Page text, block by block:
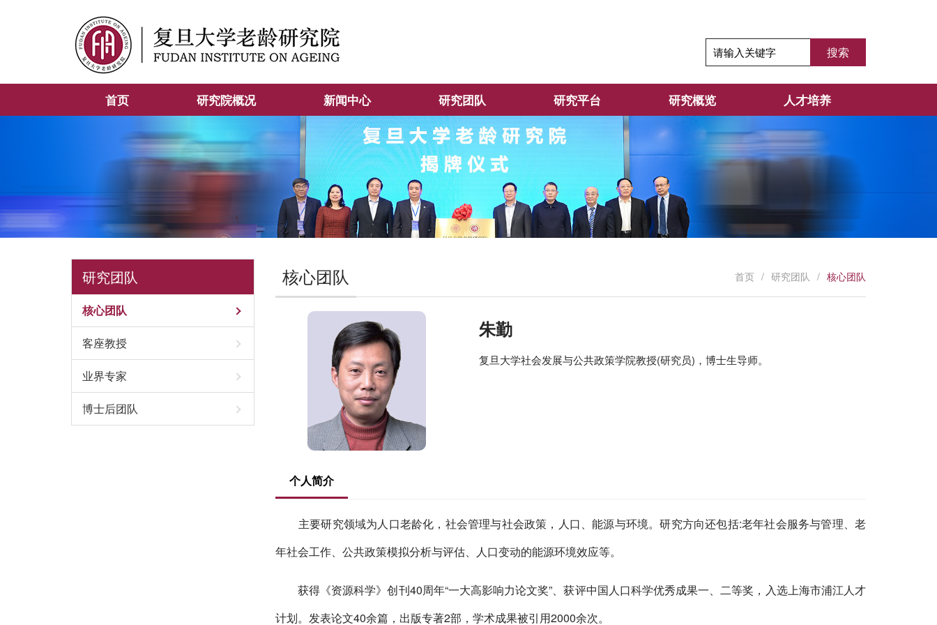
首页 研究院概况 新闻中心 研究团队 研究平台 研究概览 人才培养
研究团队
核心团队
客座教授
业界专家
博士后团队
核心团队 首页 / 研究团队 / 核心团队
朱勤
复旦大学社会发展与公共政策学院教授(研究员)，博士生导师。
个人简介
主要研究领域为人口老龄化，社会管理与社会政策，人口、能源与环境。研究方向还包括:老年社会服务与管理、老
年社会工作、公共政策模拟分析与评估、人口变动的能源环境效应等。
获得《资源科学》创刊40周年“一大高影响力论文奖”、获评中国人口科学优秀成果一、二等奖，入选上海市浦江人才
计划。发表论文40余篇，出版专著2部，学术成果被引用2000余次。